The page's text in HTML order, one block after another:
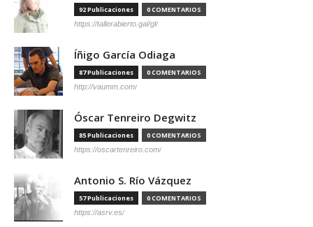
92 Publicaciones 0 COMENTARIOS
https://tallerabierto.gal/gl/
Íñigo García Odiaga
87 Publicaciones 0 COMENTARIOS
http://vaumm.com/
Óscar Tenreiro Degwitz
85 Publicaciones 0 COMENTARIOS
https://oscartenreiro.com/
Antonio S. Río Vázquez
57 Publicaciones 0 COMENTARIOS
https://asrv.es/